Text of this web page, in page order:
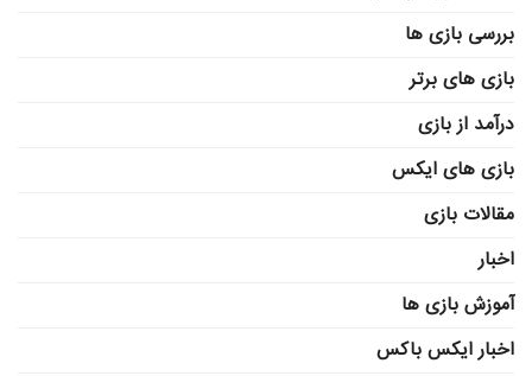
بررسی بازی ها
بازی های برتر
درآمد از بازی
بازی های ایکس
مقالات بازی
اخبار
آموزش بازی ها
اخبار ایکس باکس